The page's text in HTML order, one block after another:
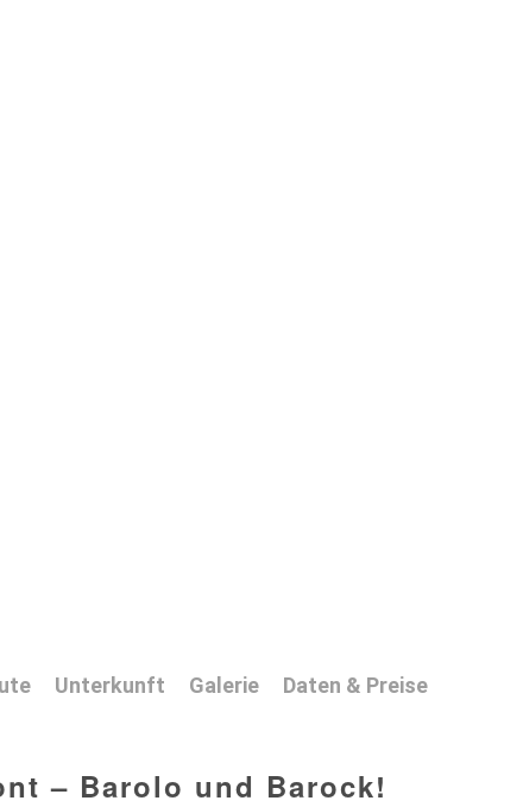
Unterkunft Galerie Daten & Preise
– Barolo und Barock!